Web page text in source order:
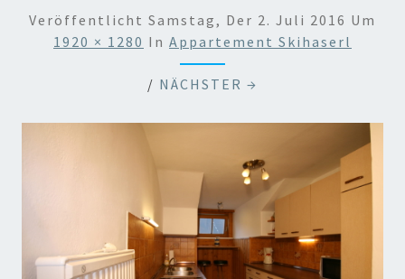
Veröffentlicht Samstag, Der 2. Juli 2016 Um
1920 × 1280 In Appartement Skihaserl
/ NÄCHSTER →